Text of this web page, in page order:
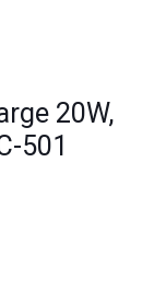
20W,
501